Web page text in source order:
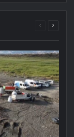
ÖncekiSonraki